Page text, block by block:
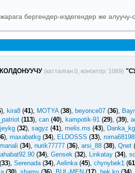
бергендер-издегендер же алуучу-
КОЛДОНУУЧУ (катталган:0, коноктор: 1089)
), kira8 (41), MOTYA(38), beyonce07 (36),
(113), can (40), kampotik-91 (29), (39),
(32), sagyz (41), melis.ms (43), Danka_kg
), maxabatkg (34), ELDOSSS (33),
(34), nurik77777 (36), arsi_88 (38), Qnet (
(34), Gensek (32), Linkatay (34),
33), Serenada(34), Aelinka(45), chynybek1 (61